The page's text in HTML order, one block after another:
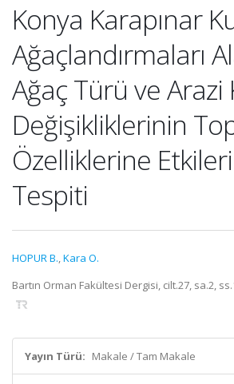
Konya Karapınar
Ağaçlandırmaları
Ağaç Türü ve Arazi
Değişikliklerinin
Özelliklerine
Tespiti
HOPUR B.,Kara O.
Bartın Orman Fakültesi Dergisi, cilt.27, sa.2,
Yayın Türü: Makale / Tam Makale